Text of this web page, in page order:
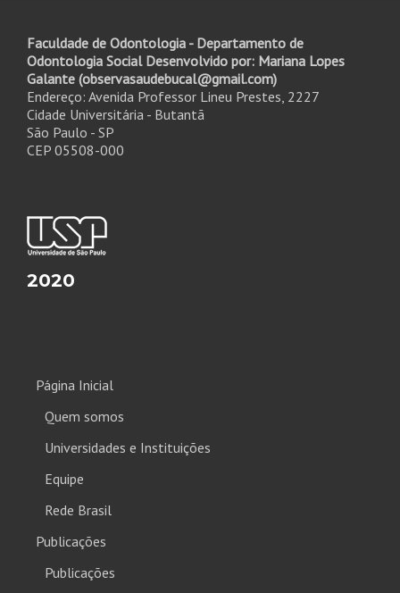
Faculdade de Odontologia - Departamento de
Odontologia Social Desenvolvido por: Mariana Lopes
Galante (observasaudebucal@gmail.com)
Endereço: Avenida Professor Lineu Prestes, 2227
Cidade Universitária - Butantã
São Paulo - SP
CEP 05508-000
2020
Página Inicial
Quem somos
Universidades e Instituições
Equipe
Rede Brasil
Publicações
Publicações